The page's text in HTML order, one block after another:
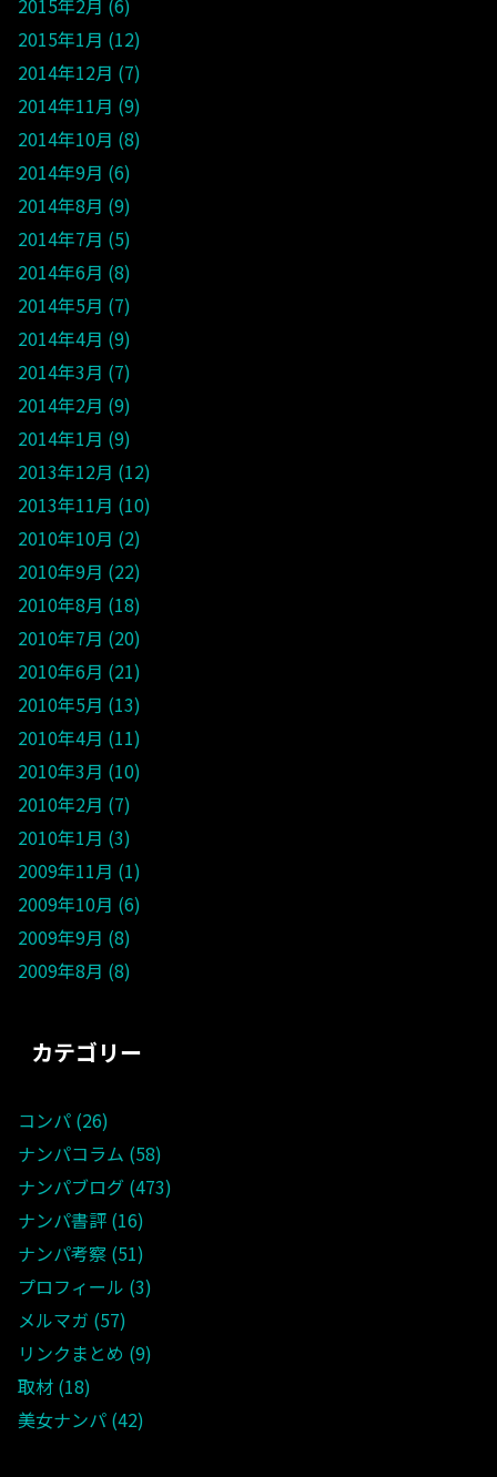
2015年1月 12
2014年12月 7
2014年11月 9
2014年10月 8
2014年9月 6
2014年8月 9
2014年7月 5
2014年6月 8
2014年5月 7
2014年4月 9
2014年3月 7
2014年2月 9
2014年1月 9
2013年12月 12
2013年11月 10
2010年10月 2
2010年9月 22
2010年8月 18
2010年7月 20
2010年6月 21
2010年5月 13
2010年4月 11
2010年3月 10
2010年2月 7
2010年1月 3
2009年11月 1
2009年10月 6
2009年9月 8
2009年8月 8
カテゴリー
コンパ 26
ナンパコラム 58
ナンパブログ 473
ナンパ書評 16
ナンパ考察 51
プロフィール 3
メルマガ 57
リンクまとめ 9
取材 18
美女ナンパ 42